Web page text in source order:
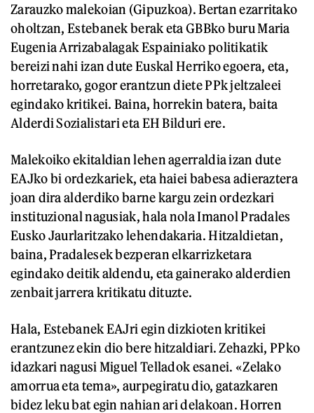
Zarauzko malekoian (Gipuzkoa). Bertan ezarritako
oholtzan, Estebanek berak eta GBBko buru Maria
Eugenia Arrizabalagak Espainiako politikatik
bereizi nahi izan dute Euskal Herriko egoera, eta,
horretarako, gogor erantzun diete PPk jeltzaleei
egindako kritikei. Baina, horrekin batera, baita
Alderdi Sozialistari eta EH Bilduri ere.
Malekoiko ekitaldian lehen agerraldia izan dute
EAJko bi ordezkariek, eta haiei babesa adieraztera
joan dira alderdiko barne kargu zein ordezkari
instituzional nagusiak, hala nola Imanol Pradales
Eusko Jaurlaritzako lehendakaria. Hitzaldietan,
baina, Pradalesek bezperan elkarrizketara
egindako deitik aldendu, eta gainerako alderdien
zenbait jarrera kritikatu dituzte.
Hala, Estebanek EAJri egin dizkioten kritikei
erantzunez ekin dio bere hitzaldiari. Zehazki, PPko
idazkari nagusi Miguel Telladok esanei. «Zelako
amorrua eta tema», aurpegiratu dio, gatazkaren
bidez leku bat egin nahian ari delakoan. Horren